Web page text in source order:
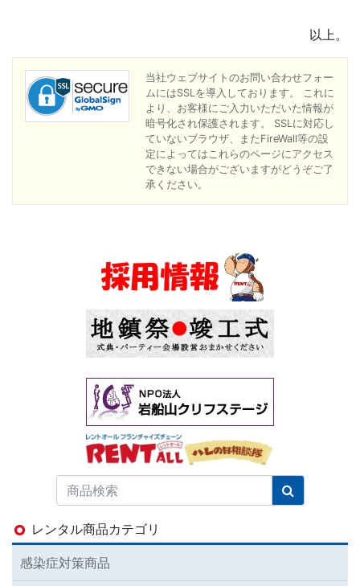
以上。
当社ウェブサイトのお問い合わせフォー
ムにはSSLを導入しております。 これに
より、お客様にご入力いただいた情報が
暗号化され保護されます。 SSLに対応し
ていないブラウザ、またFireWall等の設
定によってはこれらのページにアクセス
できない場合がございますがどうぞご了
承ください。
レンタル商品カテゴリ
感染症対策商品